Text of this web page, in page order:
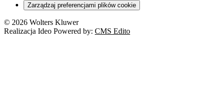
Zarządzaj preferencjami plików cookie
© 2026 Wolters Kluwer
Realizacja Ideo Powered by: CMS Edito